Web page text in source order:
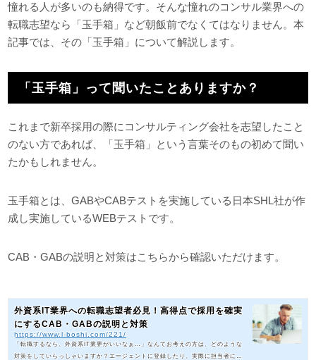
憧れる人が多いのも納得です。そんな憧れのコンサル業界への
転職志望なら「玉手箱」など朝飯前でなくてはなりません。本
記事では、その「玉手箱」について解説します。
「玉手箱」って聞いたことありますか？
これまで新卒採用の際にコンサルティング会社を志望したこと
のない方であれば、「玉手箱」という言葉そのもの初めて聞い
たかもしれません。
玉手箱とは、GABやCABテストを実施している日本SHL社が作
成し実施しているWEBテストです。
CAB・GABの説明と対策はこちらから確認いただけます。
外資系IT業界への転職志望者必見！高得点で採用を確実
にするCAB・GABの説明と対策
https://www.l-boshi.com/221/
「転職するなら、外資系IT業界がいいなぁ…」なんてお考えの方は、どのような
対策をしていらっしゃいますか？エージェントに登録したり、実際に担当者に会